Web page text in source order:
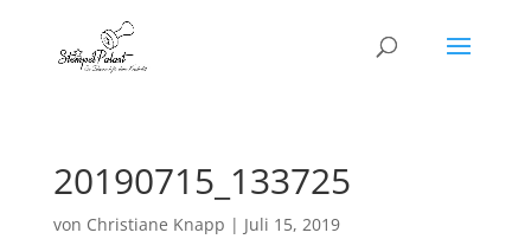
20190715_133725
von Christiane Knapp | Juli 15, 2019